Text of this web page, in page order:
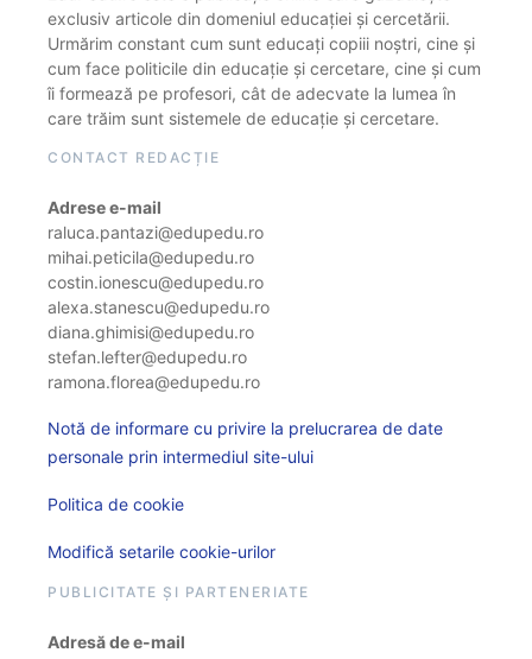
exclusiv articole din domeniul educației și cercetării.
Urmărim constant cum sunt educați copiii noștri, cine și
cum face politicile din educație și cercetare, cine și cum
îi formează pe profesori, cât de adecvate la lumea în
care trăim sunt sistemele de educație și cercetare.
CONTACT REDACȚIE
Adrese e-mail
raluca.pantazi@edupedu.ro
mihai.peticila@edupedu.ro
costin.ionescu@edupedu.ro
alexa.stanescu@edupedu.ro
diana.ghimisi@edupedu.ro
stefan.lefter@edupedu.ro
ramona.florea@edupedu.ro
Notă de informare cu privire la prelucrarea de date
personale prin intermediul site-ului
Politica de cookie
Modifică setarile cookie-urilor
PUBLICITATE ȘI PARTENERIATE
Adresă de e-mail